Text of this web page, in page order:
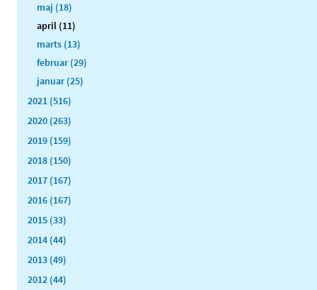
maj (18)
april (11)
marts (13)
februar (29)
januar (25)
2021 (516)
2020 (263)
2019 (159)
2018 (150)
2017 (167)
2016 (167)
2015 (33)
2014 (44)
2013 (49)
2012 (44)